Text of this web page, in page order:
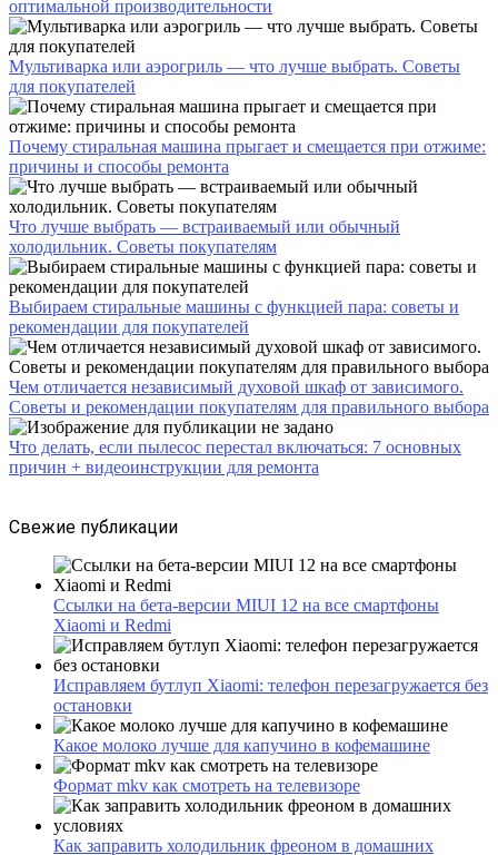
оптимальной производительности
Мультиварка или аэрогриль — что лучше выбрать. Советы
для покупателей
Почему стиральная машина прыгает и смещается при отжиме:
причины и способы ремонта
Что лучше выбрать — встраиваемый или обычный
холодильник. Советы покупателям
Выбираем стиральные машины с функцией пара: советы и
рекомендации для покупателей
Чем отличается независимый духовой шкаф от зависимого.
Советы и рекомендации покупателям для правильного выбора
Что делать, если пылесос перестал включаться: 7 основных
причин + видеоинструкции для ремонта
Свежие публикации
Ссылки на бета-версии MIUI 12 на все смартфоны
Xiaomi и Redmi
Исправляем бутлуп Xiaomi: телефон перезагружается без
остановки
Какое молоко лучше для капучино в кофемашине
Формат mkv как смотреть на телевизоре
Как заправить холодильник фреоном в домашних